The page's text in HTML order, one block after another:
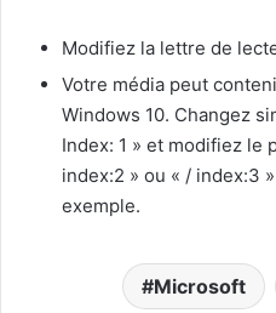
Modifiez la lettre de
Votre média peut
Windows 10. Changez
Index: 1 » et modifiez le
index:2 » ou « / index:3
exemple.
Microsoft